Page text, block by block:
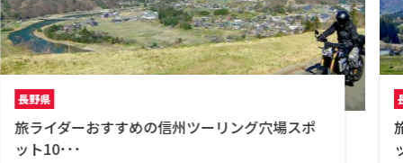
長野県
旅ライダーおすすめの信州ツーリング穴場スポ
ット10･･･